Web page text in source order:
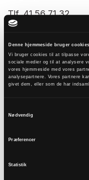
Denne hjemmeside bruger cookies
Vi bruger cookies til at tilpasse
sociale medier og til at analysere
vores hjemmeside med vores
analysepartnere. Vores partnere
givet dem, eller som de har
Nødvendig
Præferencer
Statistik
Tlf. 41 56 71 32
Tilmeld